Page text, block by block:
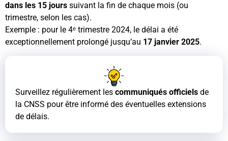
dans les 15 jours suivant la fin de chaque mois (ou
trimestre, selon les cas).
Exemple : pour le 4ᵉ trimestre 2024, le délai a été
exceptionnellement prolongé jusqu’au 17 janvier 2025.
Surveillez régulièrement les communiqués officiels de
la CNSS pour être informé des éventuelles extensions
de délais.